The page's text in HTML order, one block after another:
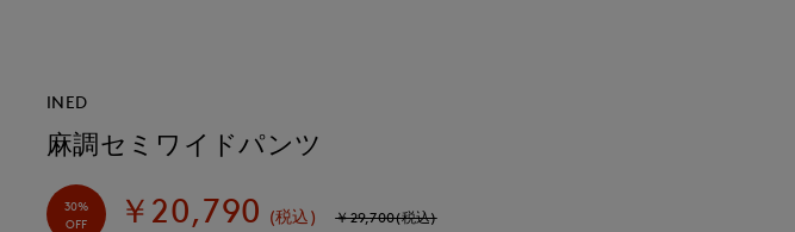
INED
麻調セミワイドパンツ
30%
OFF
￥20,790 (税込) ￥29,700(税込)